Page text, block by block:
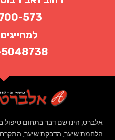
573
אלברט, הינו שם דבר בתחום טיפול
הלחמת שיער, הדבקת שיער,
סמן
את
כל